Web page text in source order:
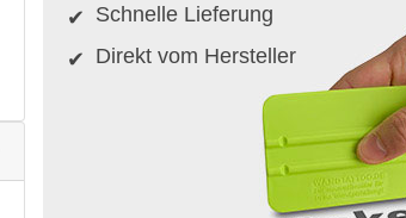
Schnelle Lieferung
Direkt vom Hersteller